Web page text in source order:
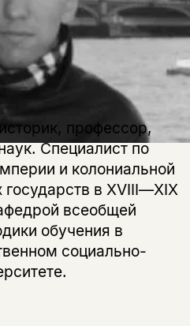
профессор,
Специалист по
и колониальной
государств в XVIII―XIX
всеобщей
обучения в
социально-
Телеграм
промокод на
конфиденциальности
письмо на указанный
конфиденциальности
для
18 лет?
да
назад